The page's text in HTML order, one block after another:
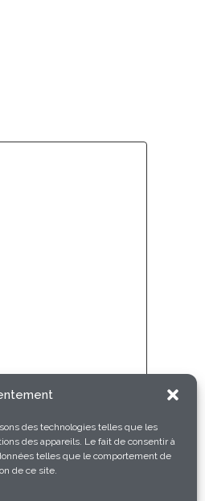
des technologies telles que les
des appareils. Le fait de consentir à
telles que le comportement de
de ce site.